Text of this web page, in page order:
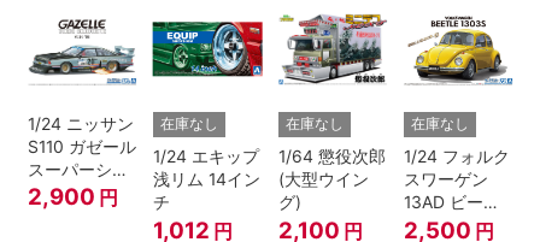
1/24 ニッサン
S110 ガゼール
スーパーシル
エット '81
2,900 円
在庫なし
1/24 エキップ
浅リム 14イン
チ
1,012 円
在庫なし
1/64 懲役次郎
(大型ウイン
グ)
2,100 円
在庫なし
1/24 フォルク
スワーゲン
13AD ビート
ル 1303S '73
2,500 円